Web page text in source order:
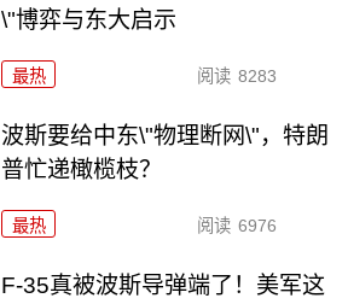
\"博弈与东大启示
最热 阅读 8283
波斯要给中东\"物理断网\"，特朗
普忙递橄榄枝？
最热 阅读 6976
F-35真被波斯导弹端了！美军这